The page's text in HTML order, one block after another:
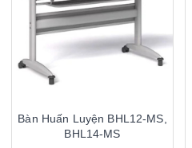
Bàn Huấn Luyện BHL12-MS,
BHL14-MS